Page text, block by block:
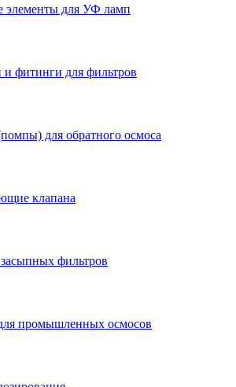
элементы для УФ ламп
и фитинги для фильтров
для обратного осмоса
клапана
фильтров
промышленных осмосов